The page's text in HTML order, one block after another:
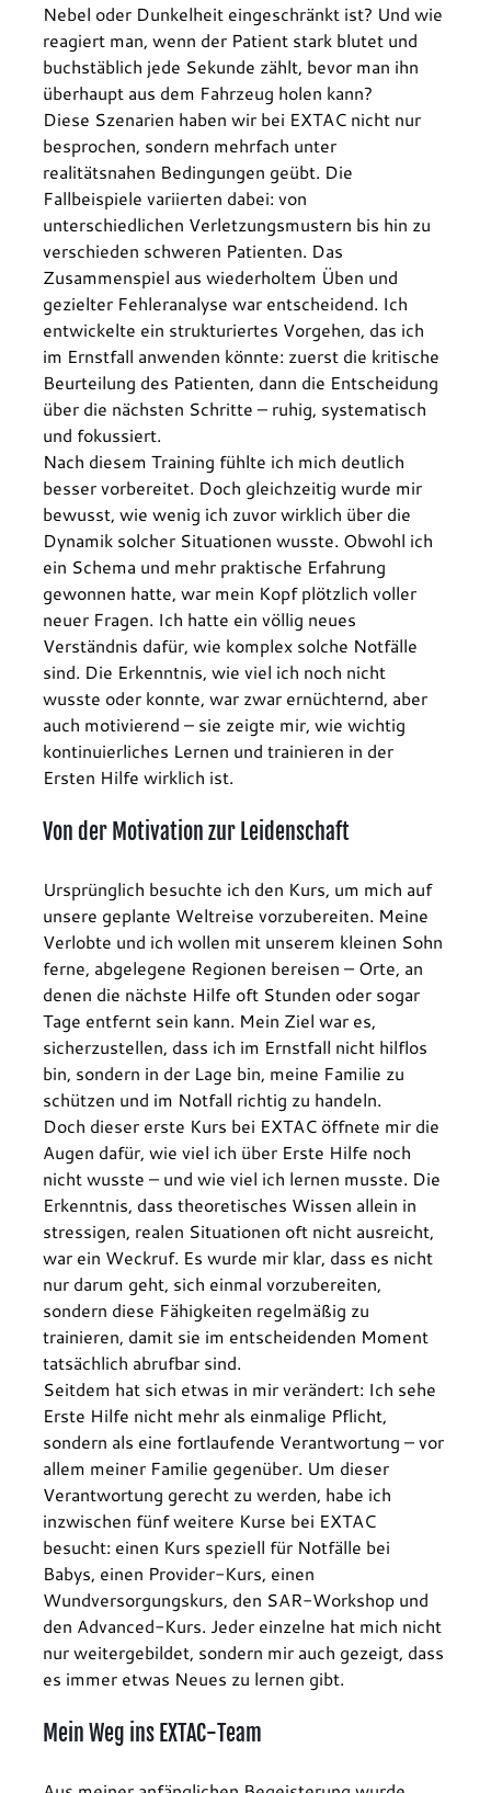
Nebel oder Dunkelheit eingeschränkt ist? Und wie
reagiert man, wenn der Patient stark blutet und
buchstäblich jede Sekunde zählt, bevor man ihn
überhaupt aus dem Fahrzeug holen kann?
Diese Szenarien haben wir bei EXTAC nicht nur
besprochen, sondern mehrfach unter
realitätsnahen Bedingungen geübt. Die
Fallbeispiele variierten dabei: von
unterschiedlichen Verletzungsmustern bis hin zu
verschieden schweren Patienten. Das
Zusammenspiel aus wiederholtem Üben und
gezielter Fehleranalyse war entscheidend. Ich
entwickelte ein strukturiertes Vorgehen, das ich
im Ernstfall anwenden könnte: zuerst die kritische
Beurteilung des Patienten, dann die Entscheidung
über die nächsten Schritte – ruhig, systematisch
und fokussiert.
Nach diesem Training fühlte ich mich deutlich
besser vorbereitet. Doch gleichzeitig wurde mir
bewusst, wie wenig ich zuvor wirklich über die
Dynamik solcher Situationen wusste. Obwohl ich
ein Schema und mehr praktische Erfahrung
gewonnen hatte, war mein Kopf plötzlich voller
neuer Fragen. Ich hatte ein völlig neues
Verständnis dafür, wie komplex solche Notfälle
sind. Die Erkenntnis, wie viel ich noch nicht
wusste oder konnte, war zwar ernüchternd, aber
auch motivierend – sie zeigte mir, wie wichtig
kontinuierliches Lernen und trainieren in der
Ersten Hilfe wirklich ist.
Von der Motivation zur Leidenschaft
Ursprünglich besuchte ich den Kurs, um mich auf
unsere geplante Weltreise vorzubereiten. Meine
Verlobte und ich wollen mit unserem kleinen Sohn
ferne, abgelegene Regionen bereisen – Orte, an
denen die nächste Hilfe oft Stunden oder sogar
Tage entfernt sein kann. Mein Ziel war es,
sicherzustellen, dass ich im Ernstfall nicht hilflos
bin, sondern in der Lage bin, meine Familie zu
schützen und im Notfall richtig zu handeln.
Doch dieser erste Kurs bei EXTAC öffnete mir die
Augen dafür, wie viel ich über Erste Hilfe noch
nicht wusste – und wie viel ich lernen musste. Die
Erkenntnis, dass theoretisches Wissen allein in
stressigen, realen Situationen oft nicht ausreicht,
war ein Weckruf. Es wurde mir klar, dass es nicht
nur darum geht, sich einmal vorzubereiten,
sondern diese Fähigkeiten regelmäßig zu
trainieren, damit sie im entscheidenden Moment
tatsächlich abrufbar sind.
Seitdem hat sich etwas in mir verändert: Ich sehe
Erste Hilfe nicht mehr als einmalige Pflicht,
sondern als eine fortlaufende Verantwortung – vor
allem meiner Familie gegenüber. Um dieser
Verantwortung gerecht zu werden, habe ich
inzwischen fünf weitere Kurse bei EXTAC
besucht: einen Kurs speziell für Notfälle bei
Babys, einen Provider-Kurs, einen
Wundversorgungskurs, den SAR-Workshop und
den Advanced-Kurs. Jeder einzelne hat mich nicht
nur weitergebildet, sondern mir auch gezeigt, dass
es immer etwas Neues zu lernen gibt.
Mein Weg ins EXTAC-Team